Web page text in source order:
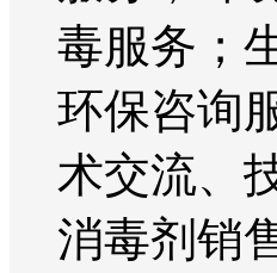
毒服务；
环保咨询
术交流、
消毒剂销